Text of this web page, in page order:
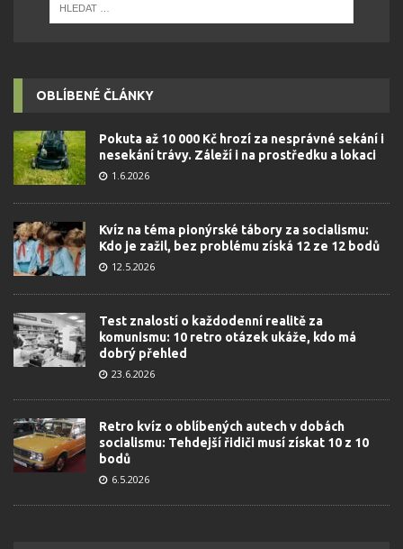
OBLÍBENÉ ČLÁNKY
Pokuta až 10 000 Kč hrozí za nesprávné sekání i
nesekání trávy. Záleží i na prostředku a lokaci
1.6.2026
Kvíz na téma pionýrské tábory za socialismu:
Kdo je zažil, bez problému získá 12 ze 12 bodů
12.5.2026
Test znalostí o každodenní realitě za
komunismu: 10 retro otázek ukáže, kdo má
dobrý přehled
23.6.2026
Retro kvíz o oblíbených autech v dobách
socialismu: Tehdejší řidiči musí získat 10 z 10
bodů
6.5.2026